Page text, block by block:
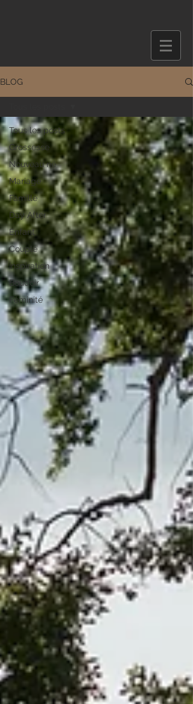
BLOG
Tous les posts
Grossesse
Nouveau né
Mariage
Famille
Day After
Enfant
Couple
Inspiration
Boudoir
Féminité